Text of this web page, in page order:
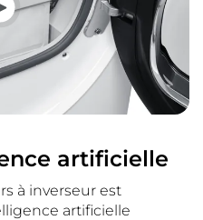
artificielle
à inverseur est
artificielle